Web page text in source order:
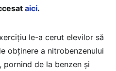
aici.
le-a cerut elevilor să
obținere a nitrobenzenului
pornind de la benzen și